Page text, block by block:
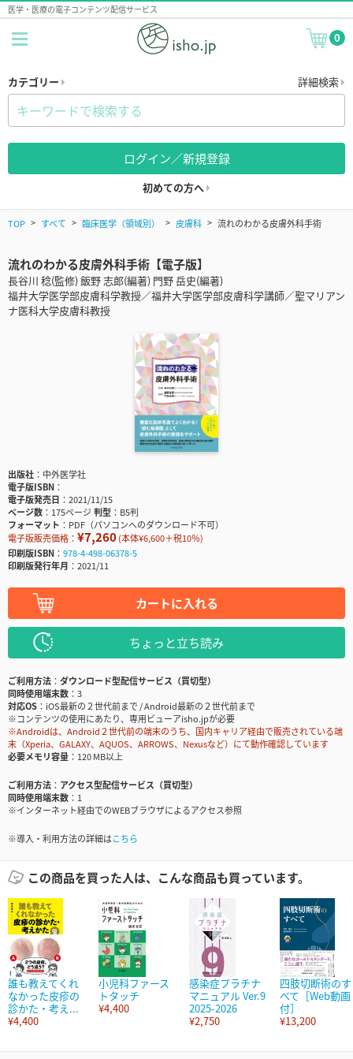
医学・医療の電子コンテンツ配信サービス
0
カテゴリー 詳細検索
ログイン／新規登録
初めての方へ
TOP すべて 臨床医学（領域別） 皮膚科 流れのわかる皮膚外科手術
流れのわかる皮膚外科手術【電子版】
長谷川 稔(監修) 飯野 志郎(編著) 門野 岳史(編著)
福井大学医学部皮膚科学教授／福井大学医学部皮膚科学講師／聖マリアン
ナ医科大学皮膚科教授
出版社
中外医学社
電子版ISBN
電子版発売日
2021/11/15
ページ数
175ページ判型
B5判
フォーマット
PDF（パソコンへのダウンロード不可）
電子版販売価格： ¥7,260(本体¥6,600＋税10％)
印刷版ISBN
978-4-498-06378-5
印刷版発行年月
2021/11
カートに入れる
ちょっと立ち読み
ご利用方法
ダウンロード型配信サービス（買切型）
同時使用端末数
3
対応OS
iOS最新の２世代前まで / Android最新の２世代前まで
※コンテンツの使用にあたり、専用ビューアisho.jpが必要
※Androidは、Android２世代前の端末のうち、国内キャリア経由で販売されている端
末（Xperia、GALAXY、AQUOS、ARROWS、Nexusなど）にて動作確認しています
必要メモリ容量
120 MB以上
ご利用方法
アクセス型配信サービス（買切型）
同時使用端末数
1
※インターネット経由でのWEBブラウザによるアクセス参照
※導入・利用方法の詳細はこちら
この商品を買った人は、こんな商品も買っています。
誰も教えてくれ
なかった皮疹の
診かた・考え...
¥4,400
小児科ファース
トタッチ
¥4,400
感染症プラチナ
マニュアル Ver.9
2025-2026
¥2,750
四肢切断術のす
べて［Web動画
付］
¥13,200